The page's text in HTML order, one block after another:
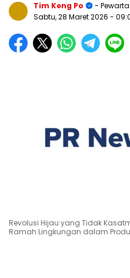
Tim Keng Po
- Pewarta
Sabtu, 28 Maret 2026 -
Revolusi Hijau yang Tidak
Ramah Lingkungan dalam